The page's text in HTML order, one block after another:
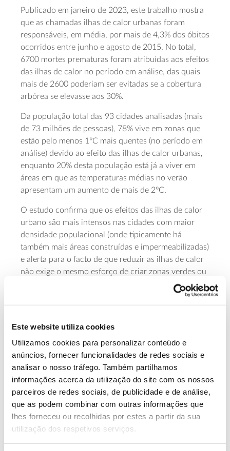
Este website utiliza cookies
Utilizamos cookies para personalizar conteúdo e
anúncios, fornecer funcionalidades de redes sociais e
analisar o nosso tráfego. Também partilhamos
informações acerca da utilização do site com os nossos
parceiros de redes sociais, de publicidade e de análise,
que as podem combinar com outras informações que
lhes forneceu ou recolhidas por estes a partir da sua
utilização dos respetivos serviços.
Publicado em janeiro de 2023, este trabalho mostra
que as chamadas ilhas de calor urbanas foram
responsáveis, em média, por mais de 4,3% dos óbitos
ocorridos entre junho e agosto de 2015. No total,
6700 mortes prematuras foram atribuídas aos efeitos
das ilhas de calor no período em análise, das quais
mais de 2600 poderiam ser evitadas se a cobertura
arbórea se elevasse aos 30%.
Da população total das 93 cidades analisadas (mais
de 73 milhões de pessoas), 78% vive em zonas que
estão pelo menos 1ºC mais quentes (no período em
análise) devido ao efeito das ilhas de calor urbanas,
enquanto 20% desta população está já a viver em
áreas em que as temperaturas médias no verão
apresentam um aumento de mais de 2ºC.
O estudo confirma que os efeitos das ilhas de calor
urbano são mais intensos nas cidades com maior
densidade populacional (onde tipicamente há
também mais áreas construídas e impermeabilizadas)
e alerta para o facto de que reduzir as ilhas de calor
não exige o mesmo esforço de criar zonas verdes ou
florestas urbanas em todas as cidades em análise, já
Cidades e ilhas de calor urbano
mantêm tendência para aumentar
Em contínua expansão, os centros urbanos são casa
de cada de cada vez mais pessoas e o seu
desenvolvimento obriga à construção de novas
infraestruturas – estima-se que, até 2050, a
população urbana cresça dos55% para os 80%.